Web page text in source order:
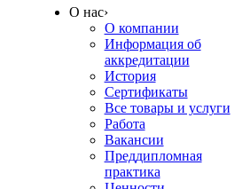
О нас›
О компании
Информация об
аккредитации
История
Сертификаты
Все товары и услуги
Работа
Вакансии
Преддипломная
практика